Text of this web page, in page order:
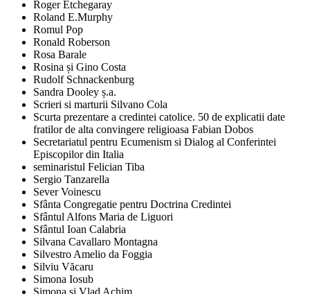
Roger Etchegaray
Roland E.Murphy
Romul Pop
Ronald Roberson
Rosa Barale
Rosina și Gino Costa
Rudolf Schnackenburg
Sandra Dooley ș.a.
Scrieri si marturii Silvano Cola
Scurta prezentare a credintei catolice. 50 de explicatii date
fratilor de alta convingere religioasa Fabian Dobos
Secretariatul pentru Ecumenism si Dialog al Conferintei
Episcopilor din Italia
seminaristul Felician Tiba
Sergio Tanzarella
Sever Voinescu
Sfânta Congregatie pentru Doctrina Credintei
Sfântul Alfons Maria de Liguori
Sfântul Ioan Calabria
Silvana Cavallaro Montagna
Silvestro Amelio da Foggia
Silviu Văcaru
Simona Iosub